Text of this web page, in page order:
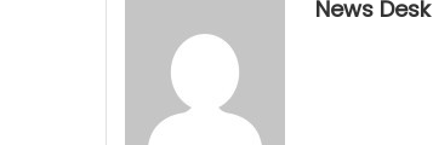
News Desk